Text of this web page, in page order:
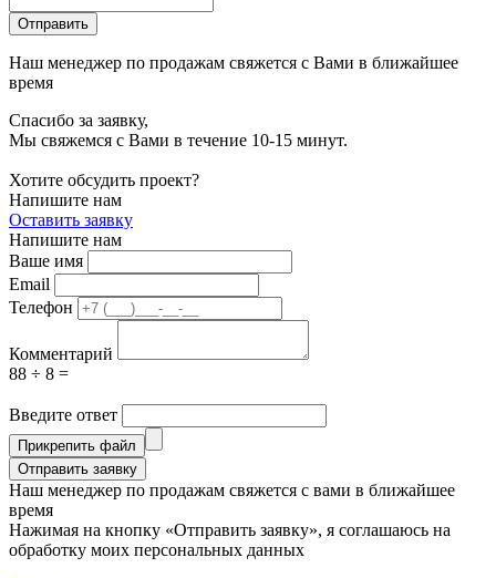
Отправить
Наш менеджер по продажам свяжется с Вами в ближайшее
время
Спасибо за заявку,
Мы свяжемся с Вами в течение 10-15 минут.
Хотите обсудить проект?
Напишите нам
Оставить заявку
Напишите нам
Ваше имя
Email
Телефон
Комментарий
88 ÷ 8 =
Введите ответ
Прикрепить файл
Отправить заявку
Наш менеджер по продажам свяжется с вами в ближайшее
время
Нажимая на кнопку «Отправить заявку», я соглашаюсь на
обработку моих персональных данных